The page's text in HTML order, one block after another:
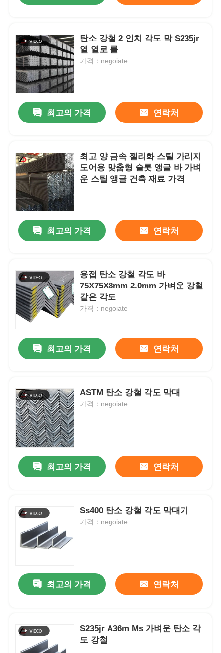
제품
비디오
우리 에 관한 것
품질 관리
사건
진료된 철 코일
탄소 강철 2 인치 각도 막 S235jr
열 열로 롤
가격：negoiate
최고의 가격 연락처
최고 양 금속 젤리화 스틸 가리지
도어용 맞춤형 슬롯 앵글 바 가벼
운 스틸 앵글 건축 재료 가격
최고의 가격 연락처
용접 탄소 강철 각도 바
75X75X8mm 2.0mm 가벼운 강철
같은 각도
가격：negoiate
최고의 가격 연락처
ASTM 탄소 강철 각도 막대
가격：negoiate
최고의 가격 연락처
Ss400 탄소 강철 각도 막대기
가격：negoiate
최고의 가격 연락처
S235jr A36m Ms 가벼운 탄소 각
도 강철